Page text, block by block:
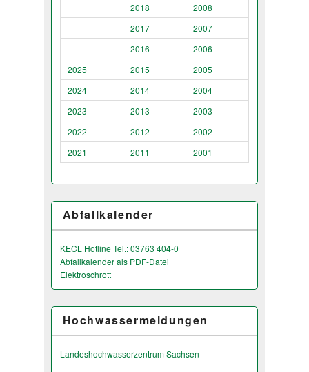
2018
2008
2017
2007
2016
2006
2025
2015
2005
2024
2014
2004
2023
2013
2003
2022
2012
2002
2021
2011 2001
Abfallkalender
KECL Hotline Tel.: 03763 404-0
Abfallkalender als PDF-Datei
Elektroschrott
Hochwassermeldungen
Landeshochwas­serzentrum Sachsen